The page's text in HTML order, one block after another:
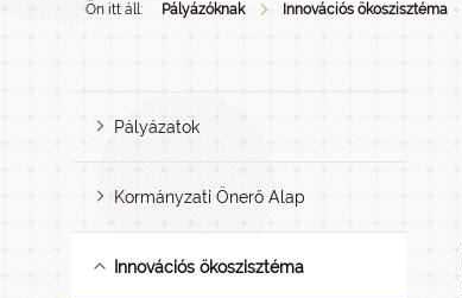
Ön itt áll: Pályázóknak Innovációs ökoszisztéma
Pályázatok
Kormányzati Önerő Alap
Innovációs ökoszisztéma